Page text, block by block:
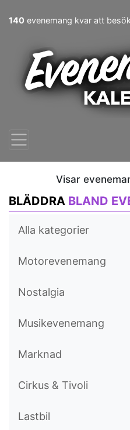
140 evenemang kvar att
Visar
BLÄDDRA BLAND
Alla kategorier
Motorevenemang
Nostalgia
Musikevenemang
Marknad
Cirkus & Tivoli
Lastbil